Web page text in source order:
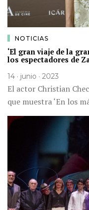
NOTICIAS
‘El gran viaje de la
los espectadores de
14 · junio · 2023
El actor Christian
que muestra ‘En los